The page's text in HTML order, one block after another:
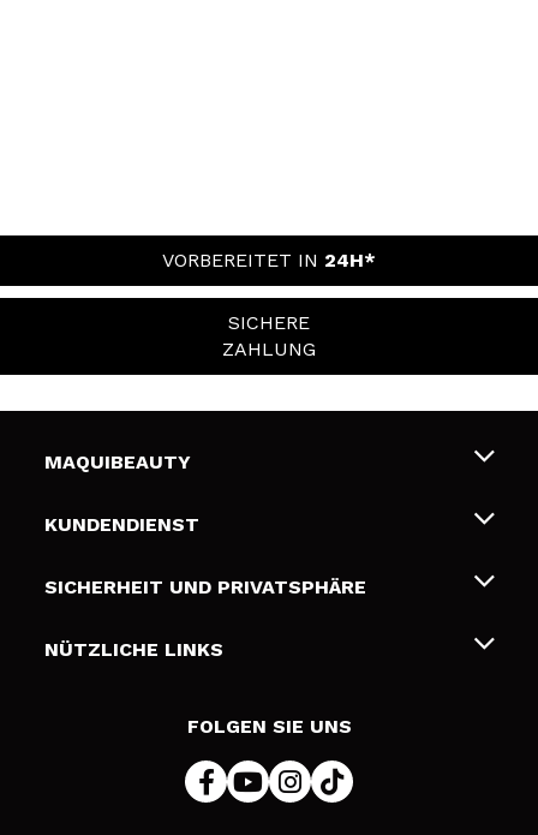
VORBEREITET IN 24H*
SICHERE
ZAHLUNG
MAQUIBEAUTY
Über uns
Geschenkkarten
KUNDENDIENST
Liefer- und Versandkosten
Zahlung
SICHERHEIT UND PRIVATSPHÄRE
Bedingungen und Datenschutz
NÜTZLICHE LINKS
FOLGEN SIE UNS